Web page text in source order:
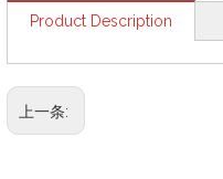
Product Description
上一条: